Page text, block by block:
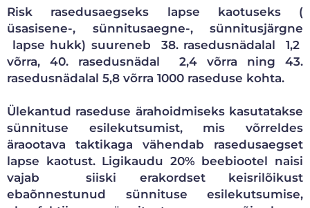
Risk rasedusaegseks lapse kaotuseks (
üsasisene-, sünnitusaegne-, sünnitusjärgne
lapse hukk) suureneb 38. rasedusnädalal 1,2
võrra, 40. rasedusnädal 2,4 võrra ning 43.
rasedusnädalal 5,8 võrra 1000 raseduse kohta.
Ülekantud raseduse ärahoidmiseks kasutatakse
sünnituse esilekutsumist, mis võrreldes
äraootava taktikaga vähendab rasedusaegset
lapse kaotust. Ligikaudu 20% beebiootel naisi
vajab siiski erakordset keisrilõikust
ebaõnnestunud sünnituse esilekutsumise,